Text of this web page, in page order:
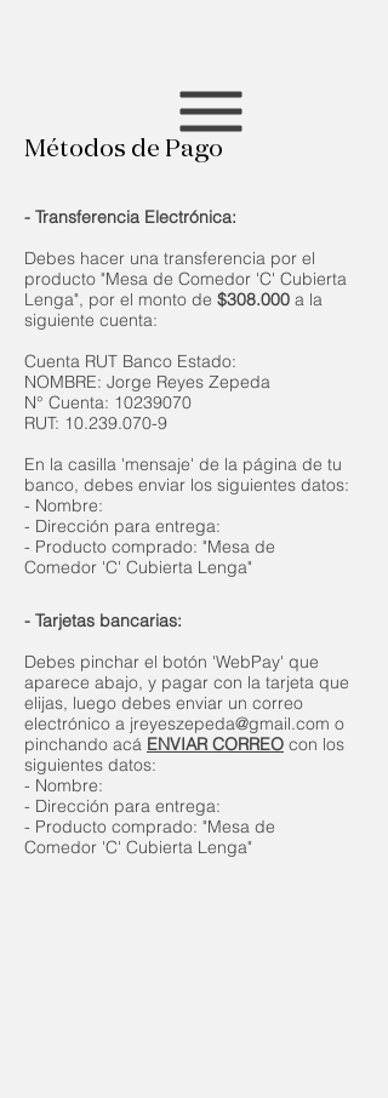
Métodos de Pago
- Transferencia Electrónica:
Debes hacer una transferencia por el
producto "Mesa de Comedor 'C' Cubierta
Lenga", por el monto de $308.000 a la
siguiente cuenta:
Cuenta RUT Banco Estado:
NOMBRE: Jorge Reyes Zepeda
N° Cuenta: 10239070
RUT: 10.239.070-9
En la casilla 'mensaje' de la página de tu
banco, debes enviar los siguientes datos:
- Nombre:
- Dirección para entrega:
- Producto comprado: "Mesa de
Comedor 'C' Cubierta Lenga"
- Tarjetas bancarias:
Debes pinchar el botón 'WebPay' que
aparece abajo, y pagar con la tarjeta que
elijas, luego debes enviar un correo
electrónico a jreyeszepeda@gmail.com o
pinchando acá ENVIAR CORREO con los
siguientes datos:
- Nombre:
- Dirección para entrega:
- Producto comprado: "Mesa de
Comedor 'C' Cubierta Lenga"